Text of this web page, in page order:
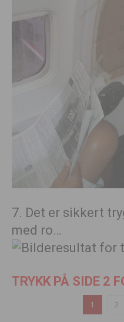
7. Det er sikkert
med ro…
TRYKK PÅ SIDE 2
1 2